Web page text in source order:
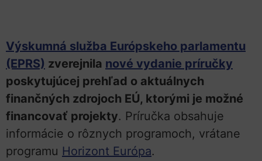
Výskumná služba Európskeho parlamentu
(EPRS) zverejnila nové vydanie príručky
poskytujúcej prehľad o aktuálnych
finančných zdrojoch EÚ, ktorými je možné
financovať projekty. Príručka obsahuje
informácie o rôznych programoch, vrátane
programu Horizont Európa.